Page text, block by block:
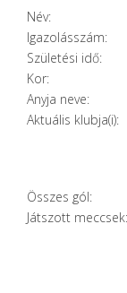
Név:
Igazolásszám:
Születési idő:
Kor:
Anyja neve:
Aktuális klubja(i):
Összes gól:
Játszott meccsek: